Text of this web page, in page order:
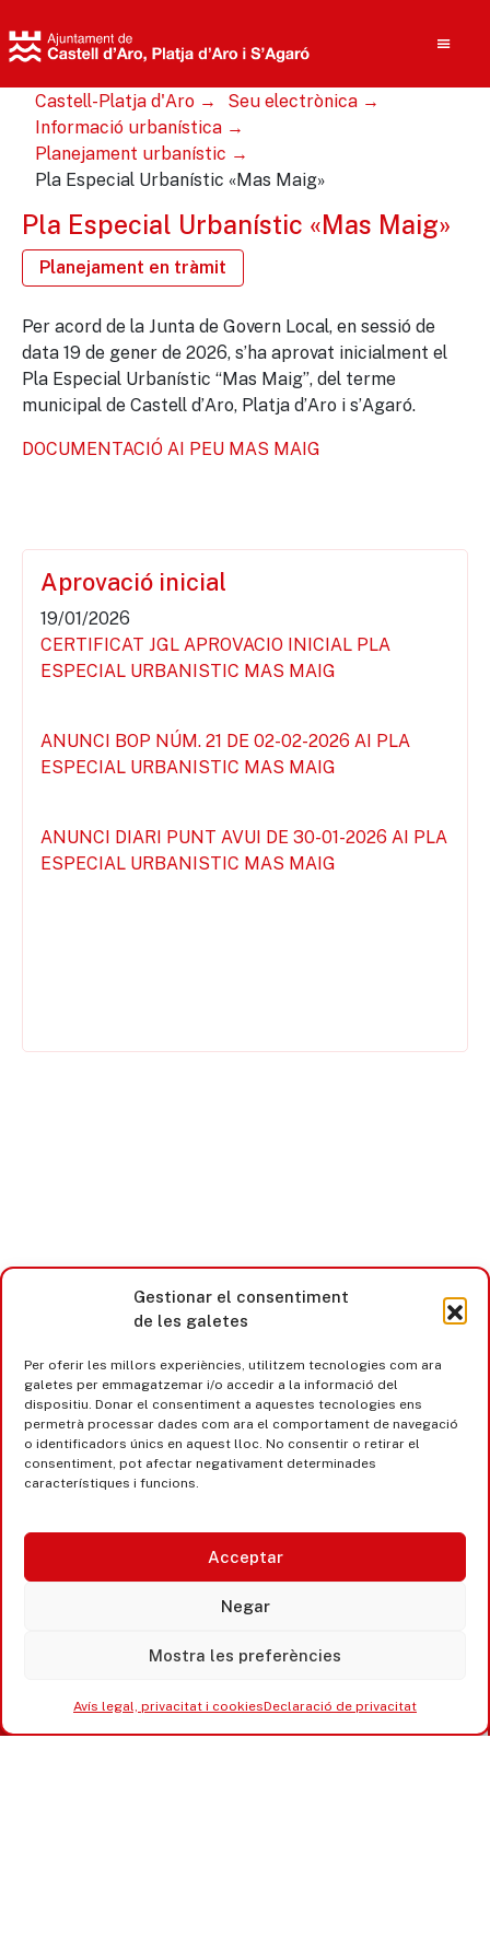
Gestionar el consentiment
de les galetes
Per oferir les millors experiències, utilitzem tecnologies com ara
galetes per emmagatzemar i/o accedir a la informació del
dispositiu. Donar el consentiment a aquestes tecnologies ens
permetrà processar dades com ara el comportament de navegació
o identificadors únics en aquest lloc. No consentir o retirar el
consentiment, pot afectar negativament determinades
característiques i funcions.
Acceptar
Negar
Mostra les preferències
Avís legal, privacitat i cookiesDeclaració de privacitat
Castell-Platja d'Aro
Seu electrònica
Informació urbanística
Planejament urbanístic
Pla Especial Urbanístic «Mas Maig»
Pla Especial Urbanístic «Mas Maig»
Planejament en tràmit
Per acord de la Junta de Govern Local, en sessió de
data 19 de gener de 2026, s’ha aprovat inicialment el
Pla Especial Urbanístic “Mas Maig”, del terme
municipal de Castell d’Aro, Platja d’Aro i s’Agaró.
DOCUMENTACIÓ AI PEU MAS MAIG
Aprovació inicial
19/01/2026
CERTIFICAT JGL APROVACIO INICIAL PLA
ESPECIAL URBANISTIC MAS MAIG
ANUNCI BOP NÚM. 21 DE 02-02-2026 AI PLA
ESPECIAL URBANISTIC MAS MAIG
ANUNCI DIARI PUNT AVUI DE 30-01-2026 AI PLA
ESPECIAL URBANISTIC MAS MAIG
Castell d’Aro · Platja d’Aro · S’Agaró
365 www.platjadaro